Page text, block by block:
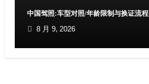
中国驾照:车型对照/年龄限制与换证流程​
8 月 9, 2026